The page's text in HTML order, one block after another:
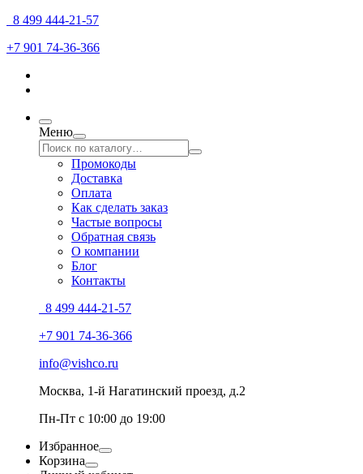
8 499 444-21-57
+7 901 74-36-366
Меню
Промокоды
Доставка
Оплата
Как сделать заказ
Частые вопросы
Обратная связь
О компании
Блог
Контакты
8 499 444-21-57
+7 901 74-36-366
info@vishco.ru
Москва, 1-й Нагатинский проезд, д.2
Пн-Пт с 10:00 до 19:00
Избранное
Корзина